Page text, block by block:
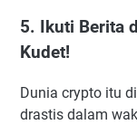
5. Ikuti Berita
Kudet!
Dunia crypto itu
drastis dalam